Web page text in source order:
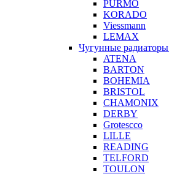
PURMO
KORADO
Viessmann
LEMAX
Чугунные радиаторы
ATENA
BARTON
BOHEMIA
BRISTOL
CHAMONIX
DERBY
Grotescco
LILLE
READING
TELFORD
TOULON